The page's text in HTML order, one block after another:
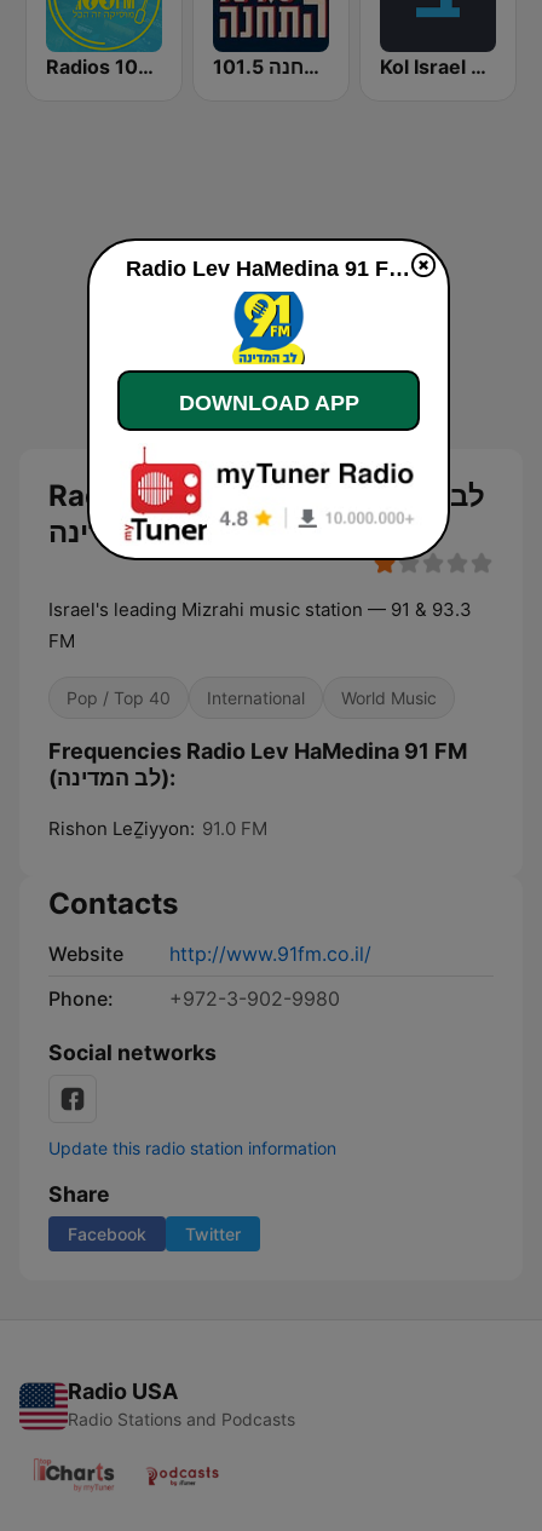
Radios 100FM (רדיוס) התחנה 101.5 Kol Israel Reshet Bet
Radio Lev HaMedina 91 FM (לב
המדינה)
Israel's leading Mizrahi music station — 91 & 93.3
FM
Pop / Top 40 International World Music
Frequencies Radio Lev HaMedina 91 FM
(לב המדינה):
Rishon LeẔiyyon: 91.0 FM
Contacts
Website
http://www.91fm.co.il/
Phone:
+972-3-902-9980
Social networks
Update this radio station information
Share
Facebook Twitter
Radio USA
Radio Stations and Podcasts
Radio Lev HaMedina 91 FM (לב המדינה) live
DOWNLOAD APP